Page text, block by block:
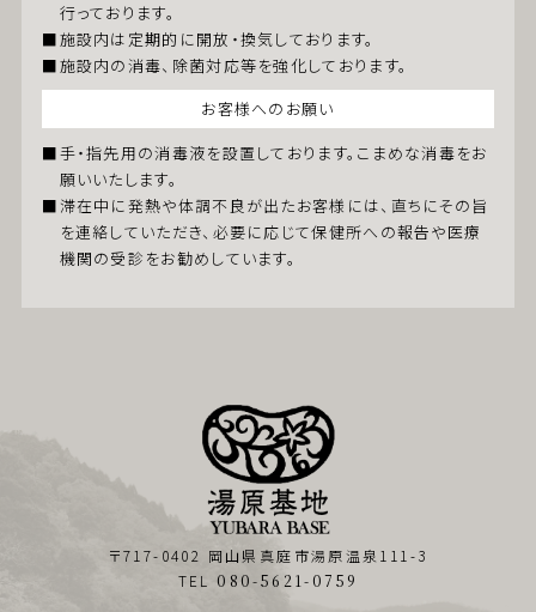
⾏っております。
施設内は定期的に開放・換気しております。
施設内の消毒、除菌対応等を強化しております。
お客様へのお願い
⼿・指先⽤の消毒液を設置しております。こまめな消毒をお
願いいたします。
滞在中に発熱や体調不良が出たお客様には、直ちにその旨
を連絡していただき、必要に応じて保健所への報告や医療
機関の受診をお勧めしています。
〒717-0402 岡山県真庭市湯原温泉111-3
TEL080-5621-0759